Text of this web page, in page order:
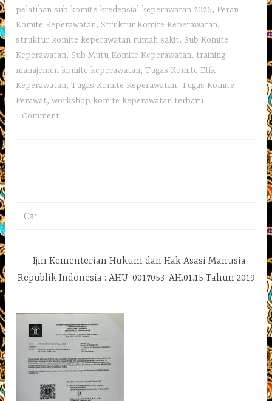
pelatihan sub komite kredensial keperawatan 2026, Peran
Komite Keperawatan, Struktur Komite Keperawatan,
struktur komite keperawatan rumah sakit, Sub Komite
Keperawatan, Sub Mutu Komite Keperawatan, training
manajemen komite keperawatan,Tugas Komite Etik
Keperawatan,Tugas Komite Keperawatan,Tugas Komite
Perawat,workshop komite keperawatan terbaru
1 Comment
Ijin Kementerian Hukum dan Hak Asasi Manusia
Republik Indonesia : AHU-0017053-AH.01.15 Tahun 2019